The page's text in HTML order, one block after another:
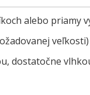
alebo priamy
veľkosti)
dostatočne